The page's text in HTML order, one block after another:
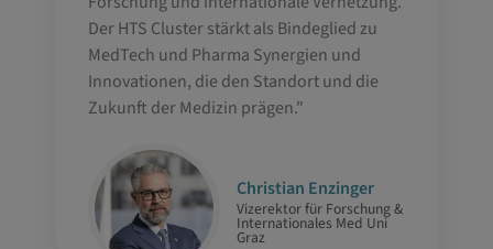
Der HTS Cluster stärkt als Bindeglied zu
MedTech und Pharma Synergien und
Innovationen, die den Standort und die
Zukunft der Medizin prägen."
Christian Enzinger
Vizerektor für Forschung &
Internationales Med Uni
Graz